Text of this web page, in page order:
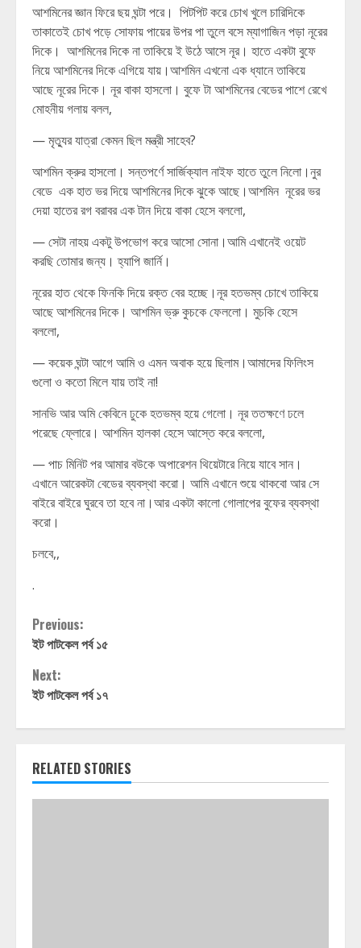
আশমিনের জ্ঞান ফিরে ছয় ঘন্টা পরে। পিটপিট করে চোখ খুলে চারিদিকে
তাকাতেই চোখ পড়ে সোফায় পায়ের উপর পা তুলে বসে ম্যাগাজিন পড়া নূরের
দিকে। আশমিনের দিকে না তাকিয়ে ই উঠে আসে নূর। হাতে একটা বুফে
নিয়ে আশমিনের দিকে এগিয়ে যায়।আশমিন এখনো এক ধ্যানে তাকিয়ে
আছে নূরের দিকে। নূর বাকা হাসলো। বুফে টা আশমিনের বেডের পাশে রেখে
মোহনীয় গলায় বলল,
— মৃত্যুর যাত্রা কেমন ছিল মন্ত্রী সাহেব?
আশমিন ক্রুর হাসলো। সন্তপর্ণে সার্জিক্যাল নাইফ হাতে তুলে নিলো।নুর
বেডে এক হাত ভর দিয়ে আশমিনের দিকে ঝুকে আছে।আশমিন নূরের ভর
দেয়া হাতের রগ বরাবর এক টান দিয়ে বাকা হেসে বললো,
— সেটা নাহয় একটু উপভোগ করে আসো সোনা।আমি এখানেই ওয়েট
করছি তোমার জন্য। হ্যাপি জার্নি।
নূরের হাত থেকে ফিনকি দিয়ে রক্ত বের হচ্ছে।নূর হতভম্ব চোখে তাকিয়ে
আছে আশমিনের দিকে। আশমিন ভ্রু কুচকে ফেললো। মুচকি হেসে
বললো,
— কয়েক ঘন্টা আগে আমি ও এমন অবাক হয়ে ছিলাম।আমাদের ফিলিংস
গুলো ও কতো মিলে যায় তাই না!
সানভি আর অমি কেবিনে ঢুকে হতভম্ব হয়ে গেলো। নূর ততক্ষণে ঢলে
পরেছে ফ্লোরে। আশমিন হালকা হেসে আস্তে করে বললো,
— পাচ মিনিট পর আমার বউকে অপারেশন থিয়েটারে নিয়ে যাবে সান।
এখানে আরেকটা বেডের ব্যবস্থা করো। আমি এখানে শুয়ে থাকবো আর সে
বাইরে বাইরে ঘুরবে তা হবে না।আর একটা কালো গোলাপের বুফের ব্যবস্থা
করো।
চলবে,,
.
Continue
Reading
Previous:
ইট পাটকেল পর্ব ১৫
Next:
ইট পাটকেল পর্ব ১৭
RELATED STORIES